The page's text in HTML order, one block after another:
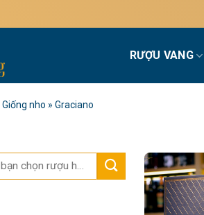
RƯỢU VANG
Giống nho » Graciano